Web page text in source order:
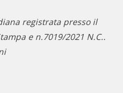
registrata presso il
e n.7019/2021 N.C..